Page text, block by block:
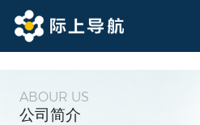
ABOUR US
公司简介